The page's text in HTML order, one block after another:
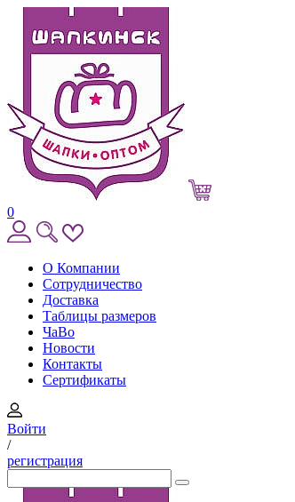
0
О Компании
Сотрудничество
Доставка
Таблицы размеров
ЧаВо
Новости
Контакты
Сертификаты
Войти
/
регистрация